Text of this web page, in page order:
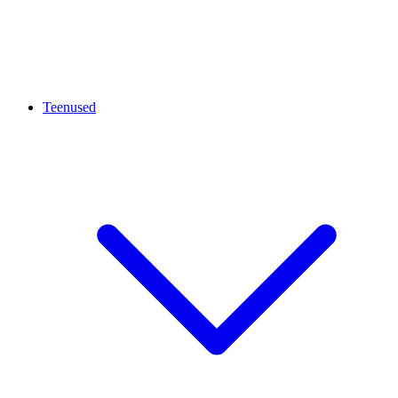
Teenused